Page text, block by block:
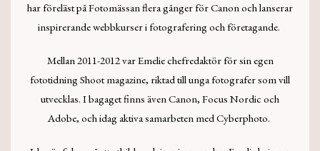
har föreläst på Fotomässan flera gånger för Canon och lanserar
inspirerande webbkurser i fotografering och företagande.
Mellan 2011-2012 var Emelie chefredaktör för sin egen
fototidning Shoot magazine, riktad till unga fotografer som vill
utvecklas. I bagaget finns även Canon, Focus Nordic och
Adobe, och idag aktiva samarbeten med Cyberphoto.